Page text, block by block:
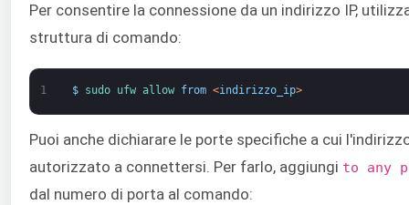
Per consentire la connessione da un indirizzo IP,
struttura di comando:
1 $ sudo ufw allow from <indirizzo_ip>
Puoi anche dichiarare le porte specifiche a cui
autorizzato a connettersi. Per farlo, aggiungi to any
dal numero di porta al comando: